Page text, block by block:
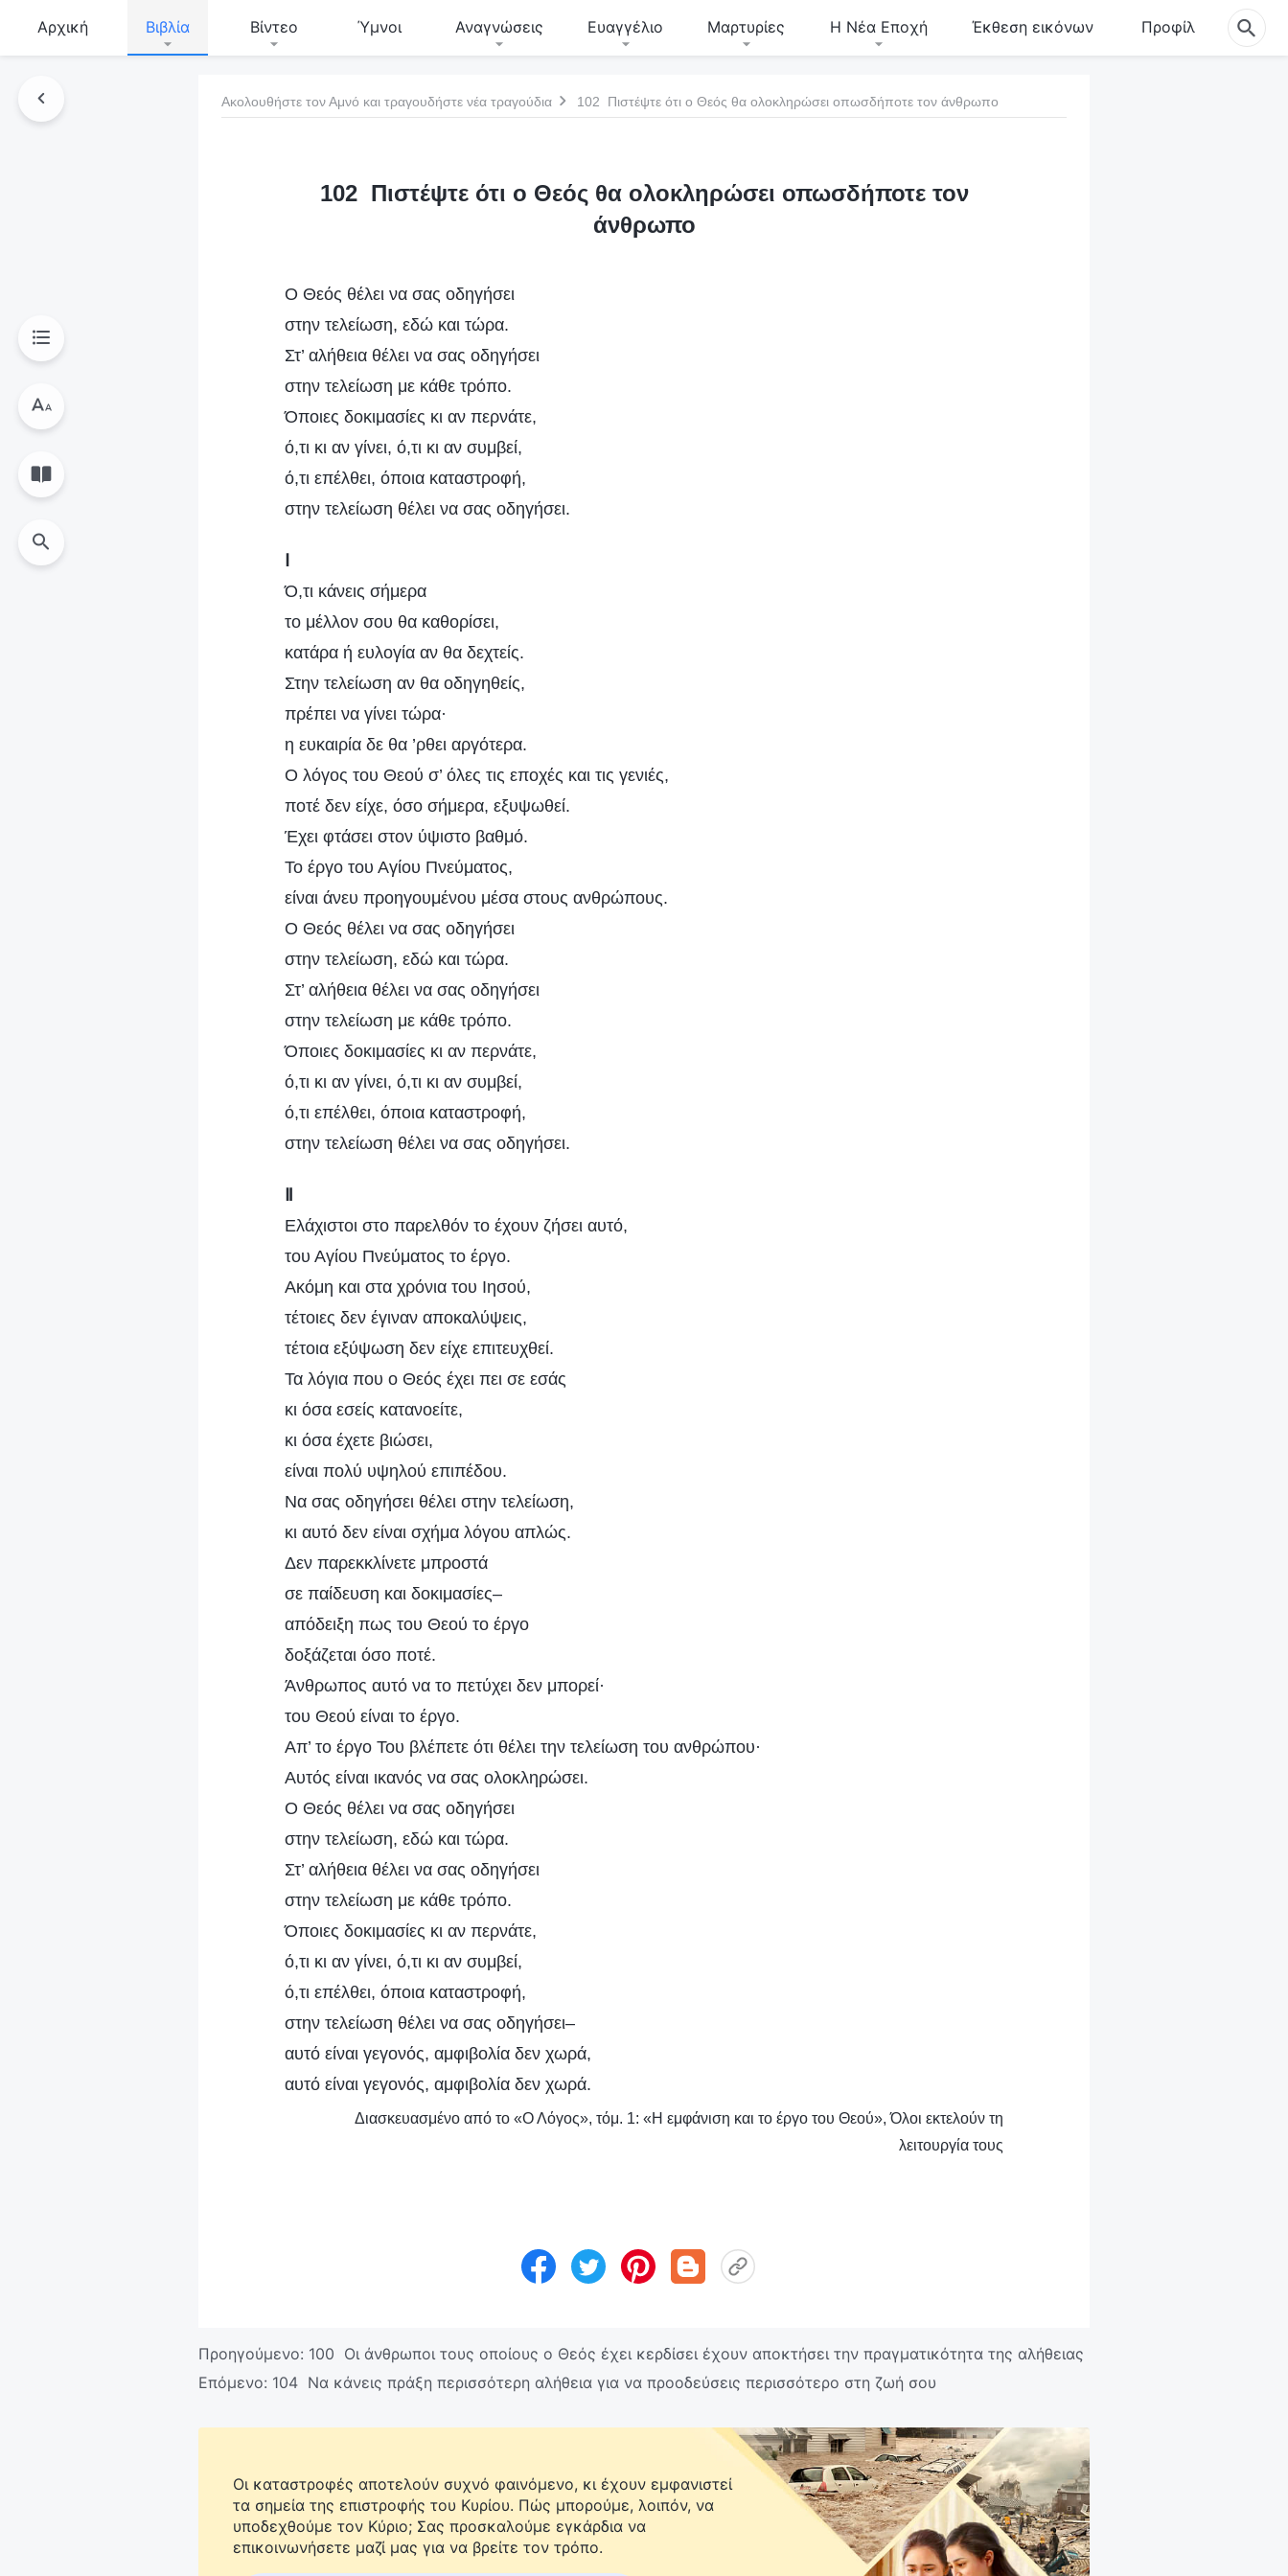
Αρχική Βιβλία Βίντεο Ύμνοι Αναγνώσεις Ευαγγέλιο Μαρτυρίες Η Νέα Εποχή Έκθεση εικόνων Προφίλ
Ακολουθήστε τον Αμνό και τραγουδήστε νέα τραγούδια 102 Πιστέψτε ότι ο Θεός θα ολοκληρώσει οπωσδήποτε τον άνθρωπο
102 Πιστέψτε ότι ο Θεός θα ολοκληρώσει οπωσδήποτε τον
άνθρωπο
Ο Θεός θέλει να σας οδηγήσει
στην τελείωση, εδώ και τώρα.
Στ’ αλήθεια θέλει να σας οδηγήσει
στην τελείωση με κάθε τρόπο.
Όποιες δοκιμασίες κι αν περνάτε,
ό,τι κι αν γίνει, ό,τι κι αν συμβεί,
ό,τι επέλθει, όποια καταστροφή,
στην τελείωση θέλει να σας οδηγήσει.
Ό,τι κάνεις σήμερα
το μέλλον σου θα καθορίσει,
κατάρα ή ευλογία αν θα δεχτείς.
Στην τελείωση αν θα οδηγηθείς,
πρέπει να γίνει τώρα·
η ευκαιρία δε θα ’ρθει αργότερα.
Ο λόγος του Θεού σ’ όλες τις εποχές και τις γενιές,
ποτέ δεν είχε, όσο σήμερα, εξυψωθεί.
Έχει φτάσει στον ύψιστο βαθμό.
Το έργο του Αγίου Πνεύματος,
είναι άνευ προηγουμένου μέσα στους ανθρώπους.
Ο Θεός θέλει να σας οδηγήσει
στην τελείωση, εδώ και τώρα.
Στ’ αλήθεια θέλει να σας οδηγήσει
στην τελείωση με κάθε τρόπο.
Όποιες δοκιμασίες κι αν περνάτε,
ό,τι κι αν γίνει, ό,τι κι αν συμβεί,
ό,τι επέλθει, όποια καταστροφή,
στην τελείωση θέλει να σας οδηγήσει.
Ελάχιστοι στο παρελθόν το έχουν ζήσει αυτό,
του Αγίου Πνεύματος το έργο.
Ακόμη και στα χρόνια του Ιησού,
τέτοιες δεν έγιναν αποκαλύψεις,
τέτοια εξύψωση δεν είχε επιτευχθεί.
Τα λόγια που ο Θεός έχει πει σε εσάς
κι όσα εσείς κατανοείτε,
κι όσα έχετε βιώσει,
είναι πολύ υψηλού επιπέδου.
Να σας οδηγήσει θέλει στην τελείωση,
κι αυτό δεν είναι σχήμα λόγου απλώς.
Δεν παρεκκλίνετε μπροστά
σε παίδευση και δοκιμασίες–
απόδειξη πως του Θεού το έργο
δοξάζεται όσο ποτέ.
Άνθρωπος αυτό να το πετύχει δεν μπορεί·
του Θεού είναι το έργο.
Απ’ το έργο Του βλέπετε ότι θέλει την τελείωση του ανθρώπου·
Αυτός είναι ικανός να σας ολοκληρώσει.
Ο Θεός θέλει να σας οδηγήσει
στην τελείωση, εδώ και τώρα.
Στ’ αλήθεια θέλει να σας οδηγήσει
στην τελείωση με κάθε τρόπο.
Όποιες δοκιμασίες κι αν περνάτε,
ό,τι κι αν γίνει, ό,τι κι αν συμβεί,
ό,τι επέλθει, όποια καταστροφή,
στην τελείωση θέλει να σας οδηγήσει–
αυτό είναι γεγονός, αμφιβολία δεν χωρά,
αυτό είναι γεγονός, αμφιβολία δεν χωρά.
Διασκευασμένο από το «Ο Λόγος», τόμ. 1: «Η εμφάνιση και το έργο του Θεού», Όλοι εκτελούν τη
λειτουργία τους
Προηγούμενο: 100 Οι άνθρωποι τους οποίους ο Θεός έχει κερδίσει έχουν αποκτήσει την πραγματικότητα της αλήθειας
Επόμενο: 104 Να κάνεις πράξη περισσότερη αλήθεια για να προοδεύσεις περισσότερο στη ζωή σου
Οι καταστροφές αποτελούν συχνό φαινόμενο, κι έχουν εμφανιστεί
τα σημεία της επιστροφής του Κυρίου. Πώς μπορούμε, λοιπόν, να
υποδεχθούμε τον Κύριο; Σας προσκαλούμε εγκάρδια να
επικοινωνήσετε μαζί μας για να βρείτε τον τρόπο.